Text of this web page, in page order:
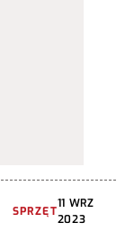
SPRZĘT
11 WRZ
2023